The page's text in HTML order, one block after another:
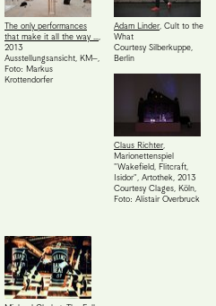
The only performances
that make it all the way …,
2013
Ausstellungsansicht, KM–,
Foto: Markus
Krottendorfer
Adam Linder, Cult to the
What
Courtesy Silberkuppe,
Berlin
Claus Richter,
Marionettenspiel
"Wakefield, Flitcraft,
Isidor", Artothek, 2013
Courtesy Clages, Köln,
Foto: Alistair Overbruck